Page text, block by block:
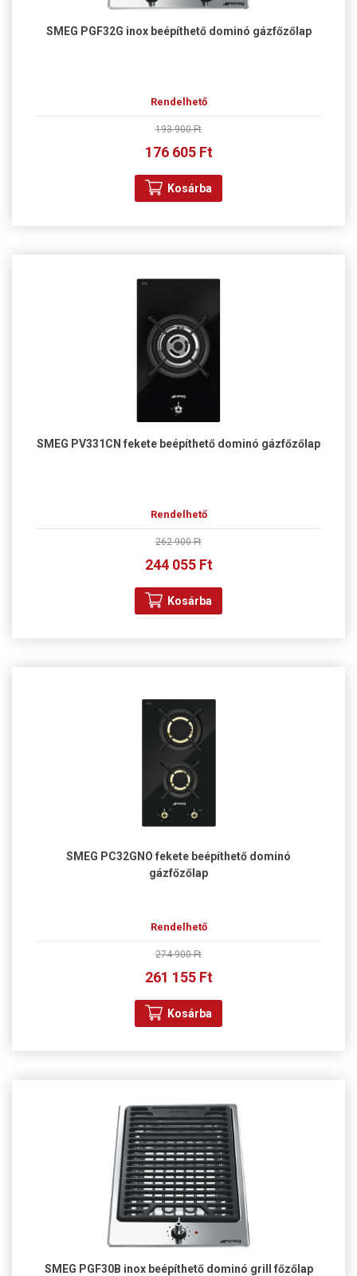
SMEG PGF32G inox beépíthető dominó gázfőzőlap
Rendelhető
193 900 Ft
176 605 Ft
Kosárba
SMEG PV331CN fekete beépíthető dominó gázfőzőlap
Rendelhető
262 900 Ft
244 055 Ft
Kosárba
SMEG PC32GNO fekete beépíthető dominó
gázfőzőlap
Rendelhető
274 900 Ft
261 155 Ft
Kosárba
SMEG PGF30B inox beépíthető dominó grill főzőlap